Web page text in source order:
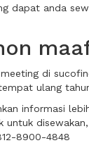
dapat anda
di
ulang
informasi
untuk
8900-4848